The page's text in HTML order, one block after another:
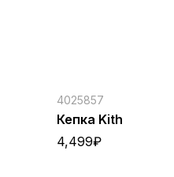
4025857
Кепка Kith
4,499₽